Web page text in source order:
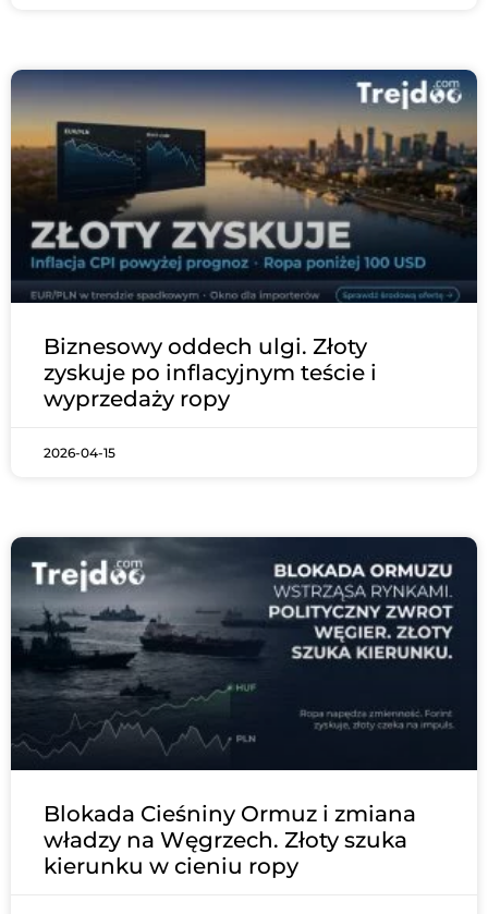
Biznesowy oddech ulgi. Złoty
zyskuje po inflacyjnym teście i
wyprzedaży ropy
2026-04-15
Blokada Cieśniny Ormuz i zmiana
władzy na Węgrzech. Złoty szuka
kierunku w cieniu ropy